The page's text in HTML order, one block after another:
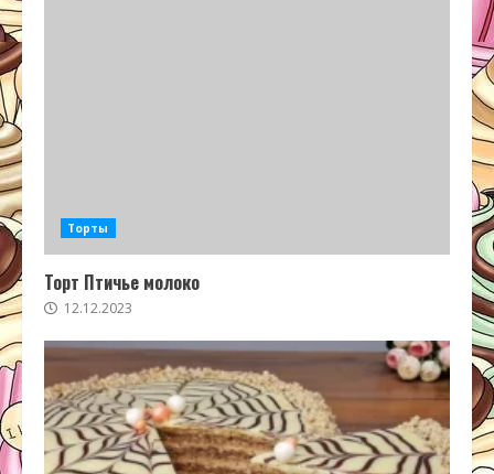
Торты
Торт Птичье молоко
12.12.2023